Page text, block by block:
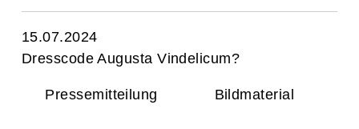
15.07.2024
Dresscode Augusta Vindelicum?
Pressemitteilung Bildmaterial